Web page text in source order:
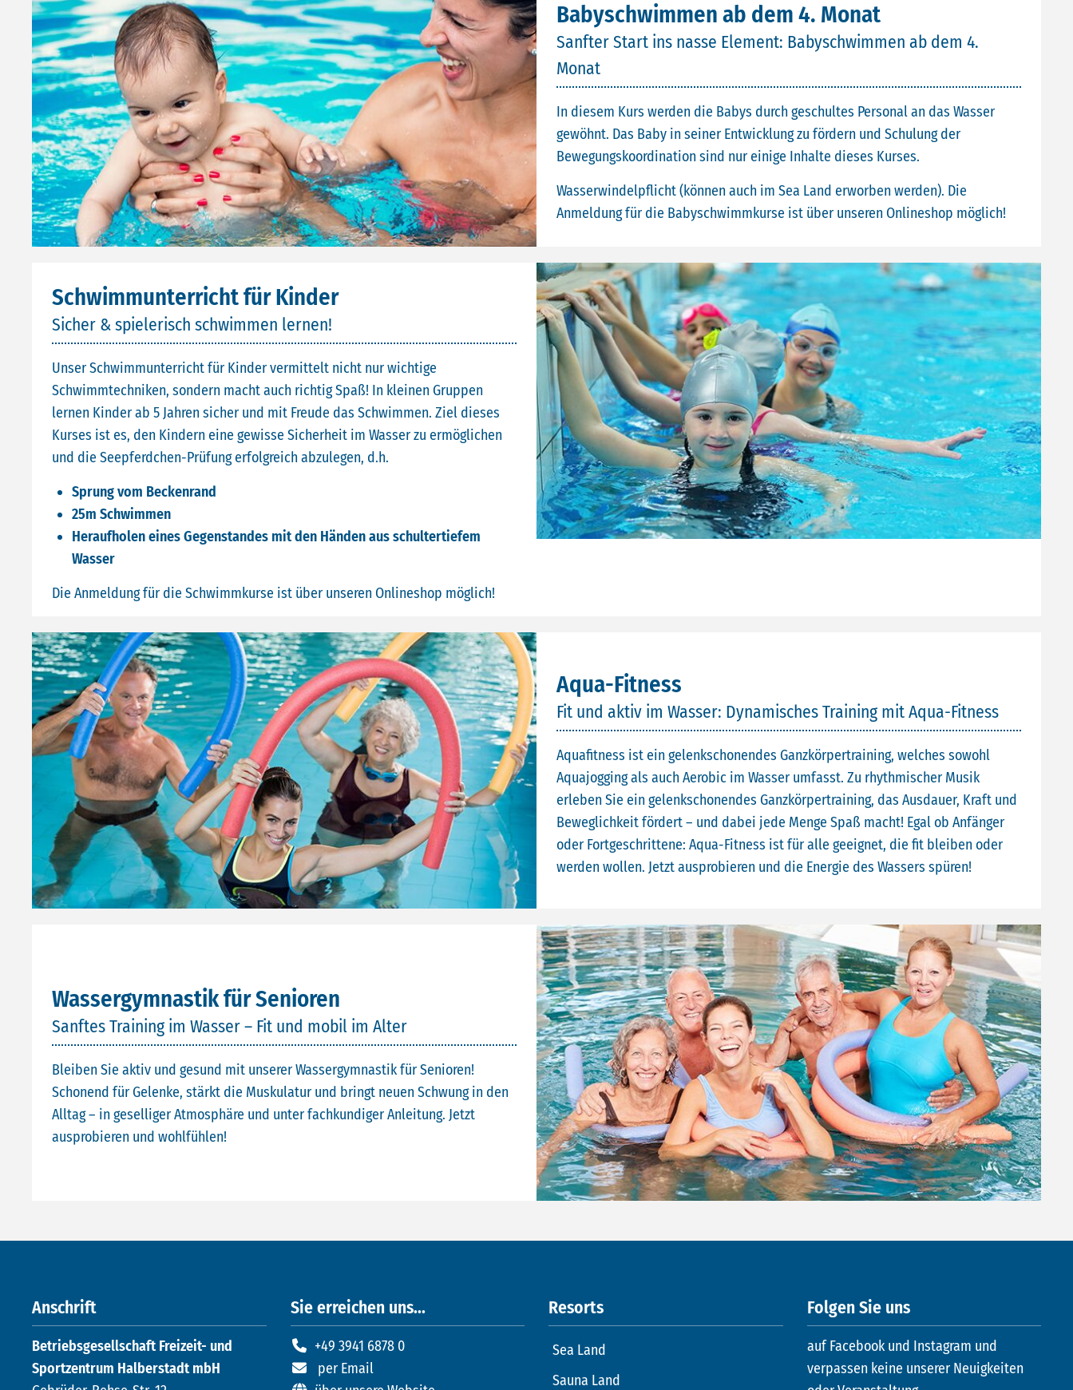
Babyschwimmen ab dem 4. Monat
Sanfter Start ins nasse Element: Babyschwimmen ab dem 4.
Monat
In diesem Kurs werden die Babys durch geschultes Personal an das Wasser
gewöhnt. Das Baby in seiner Entwicklung zu fördern und Schulung der
Bewegungskoordination sind nur einige Inhalte dieses Kurses.
Wasserwindelpflicht (können auch im Sea Land erworben werden). Die
Anmeldung für die Babyschwimmkurse ist über unseren Onlineshop möglich!
Schwimmunterricht für Kinder
Sicher & spielerisch schwimmen lernen!
Unser Schwimmunterricht für Kinder vermittelt nicht nur wichtige
Schwimmtechniken, sondern macht auch richtig Spaß! In kleinen Gruppen
lernen Kinder ab 5 Jahren sicher und mit Freude das Schwimmen. Ziel dieses
Kurses ist es, den Kindern eine gewisse Sicherheit im Wasser zu ermöglichen
und die Seepferdchen-Prüfung erfolgreich abzulegen, d.h.
Sprung vom Beckenrand
25m Schwimmen
Heraufholen eines Gegenstandes mit den Händen aus schultertiefem
Wasser
Die Anmeldung für die Schwimmkurse ist über unseren Onlineshop möglich!
Aqua-Fitness
Fit und aktiv im Wasser: Dynamisches Training mit Aqua-Fitness
Aquafitness ist ein gelenkschonendes Ganzkörpertraining, welches sowohl
Aquajogging als auch Aerobic im Wasser umfasst. Zu rhythmischer Musik
erleben Sie ein gelenkschonendes Ganzkörpertraining, das Ausdauer, Kraft und
Beweglichkeit fördert – und dabei jede Menge Spaß macht! Egal ob Anfänger
oder Fortgeschrittene: Aqua-Fitness ist für alle geeignet, die fit bleiben oder
werden wollen. Jetzt ausprobieren und die Energie des Wassers spüren!
Wassergymnastik für Senioren
Sanftes Training im Wasser – Fit und mobil im Alter
Bleiben Sie aktiv und gesund mit unserer Wassergymnastik für Senioren!
Schonend für Gelenke, stärkt die Muskulatur und bringt neuen Schwung in den
Alltag – in geselliger Atmosphäre und unter fachkundiger Anleitung. Jetzt
ausprobieren und wohlfühlen!
Anschrift
Betriebsgesellschaft Freizeit- und
Sportzentrum Halberstadt mbH
Sie erreichen uns...
+49 3941 6878 0
per Email
Resorts
Sea Land
Sauna Land
Folgen Sie uns
auf Facebook und Instagram und
verpassen keine unserer Neuigkeiten